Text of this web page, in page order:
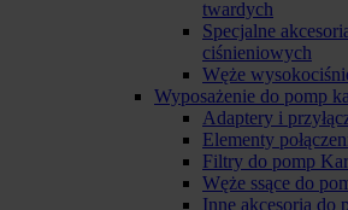
twardych
Specjalne
ciśnieniowych
Węże
Wyposażenie do pomp
Adaptery i
Elementy
Filtry do pomp
Węże ssące do
Inne akcesoria do